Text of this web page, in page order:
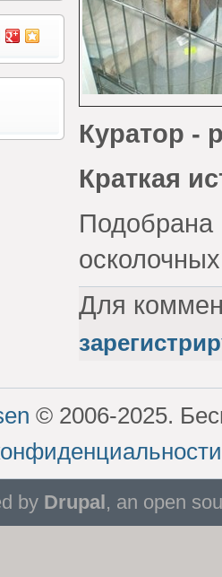
Куратор -
Краткая
Подобрана
Для
© 2006-2025.
by Drupal, an open